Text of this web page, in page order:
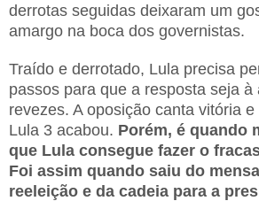
derrotas seguidas deixaram um
amargo na boca dos governistas.
Traído e derrotado, Lula precisa
passos para que a resposta seja à
revezes. A oposição canta vitória
Lula 3 acabou. Porém, é quando
que Lula consegue fazer o
Foi assim quando saiu do
reeleição e da cadeia para a